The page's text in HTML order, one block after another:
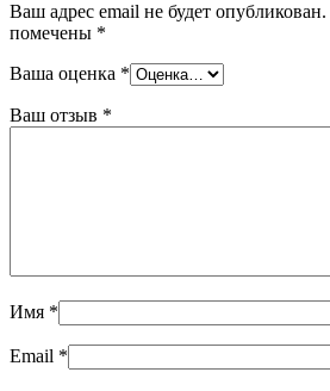
Ваш адрес email не будет опубликован.
помечены *
Ваша оценка *
Ваш отзыв *
Имя *
Email *